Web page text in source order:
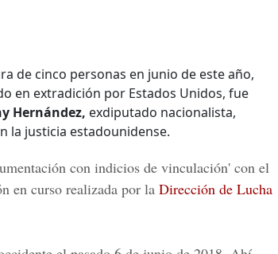
de cinco personas en junio de este año,
en extradición por Estados Unidos, fue
Hernández, exdiputado nacionalista,
la justicia estadounidense.
con indicios de vinculación' con el
en curso realizada por la Dirección de Lucha